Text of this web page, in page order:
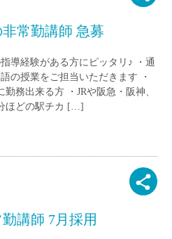
常勤講師 急募
導経験がある方にピッタリ♪ ・通
の授業をご担当いただきます ・
務出来る方 ・JRや阪急・阪神、
ほどの駅チカ […]
講師 7月採用